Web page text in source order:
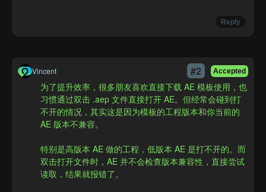
Forgot
Password
Reply
Vincent #2 Accepted
为了提升效率，很多朋友喜欢直接下载 AE 模板使用，也
习惯通过双击 .aep 文件直接打开 AE。但经常会碰到打
不开的情况，其实这是因为模板的工程版本和你当前的
AE 版本不兼容。
特别是高版本 AE 做的工程，低版本 AE 是打不开的。而
双击打开文件时，AE 并不会检查版本兼容性，直接尝试
读取，结果就报错了。